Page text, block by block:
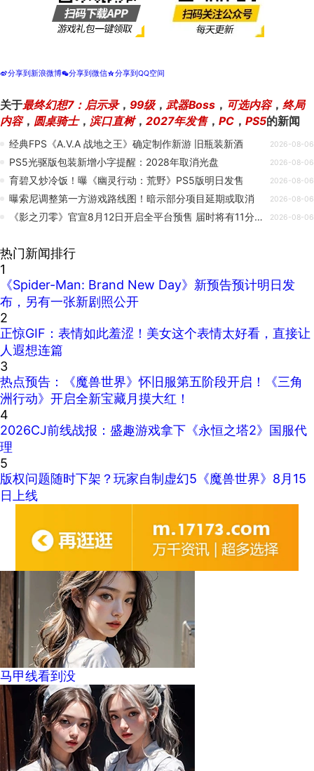
t分享到新浪微博w分享到微信z分享到QQ空间
关于最终幻想7：启示录， 99级， 武器Boss ， 可选内容， 终局
内容， 圆桌骑士， 滨口直树， 2027年发售， PC ， PS5的新闻
经典FPS《A.V.A 战地之王》确定制作新游 旧瓶装新酒 2026-08-06
PS5光驱版包装新增小字提醒：2028年取消光盘 2026-08-06
育碧又炒冷饭！曝《幽灵行动：荒野》PS5版明日发售 2026-08-06
曝索尼调整第一方游戏路线图！暗示部分项目延期或取消 2026-08-06
《影之刃零》官宣8月12日开启全平台预售 届时将有11分钟新实机 2026-08-06
热门新闻排行
1
《Spider-Man: Brand New Day》新预告预计明日发
布，另有一张新剧照公开
2
正惊GIF：表情如此羞涩！美女这个表情太好看，直接让
人遐想连篇
3
热点预告：《魔兽世界》怀旧服第五阶段开启！《三角
洲行动》开启全新宝藏月摸大红！
4
2026CJ前线战报：盛趣游戏拿下《永恒之塔2》国服代
理
5
版权问题随时下架？玩家自制虚幻5《魔兽世界》8月15
日上线
马甲线看到没